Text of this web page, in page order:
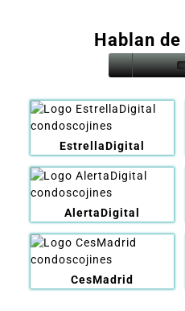
Hablan
EstrellaDigital
AlertaDigital
CesMadrid